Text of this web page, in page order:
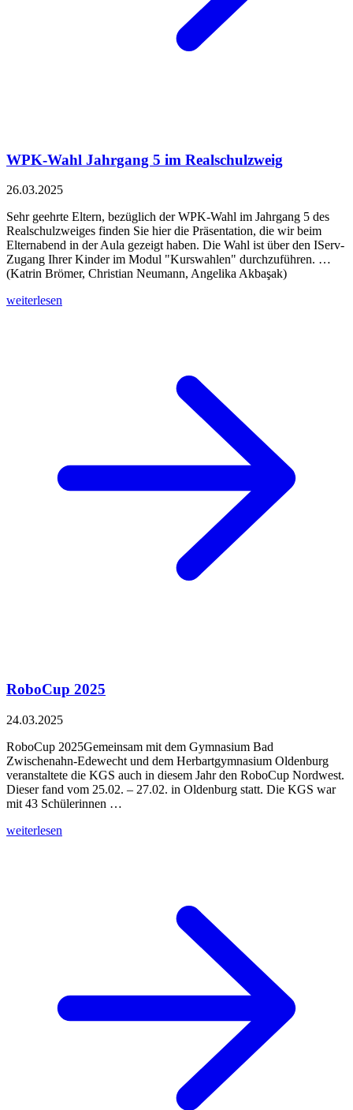
WPK-Wahl Jahrgang 5 im Realschulzweig
26.03.2025
Sehr geehrte Eltern, bezüglich der WPK-Wahl im Jahrgang 5 des
Realschulzweiges finden Sie hier die Präsentation, die wir beim
Elternabend in der Aula gezeigt haben. Die Wahl ist über den IServ-
Zugang Ihrer Kinder im Modul "Kurswahlen" durchzuführen. …
(Katrin Brömer, Christian Neumann, Angelika Akbaşak)
weiterlesen
RoboCup 2025
24.03.2025
RoboCup 2025Gemeinsam mit dem Gymnasium Bad
Zwischenahn-Edewecht und dem Herbartgymnasium Oldenburg
veranstaltete die KGS auch in diesem Jahr den RoboCup Nordwest.
Dieser fand vom 25.02. – 27.02. in Oldenburg statt. Die KGS war
mit 43 Schülerinnen …
weiterlesen